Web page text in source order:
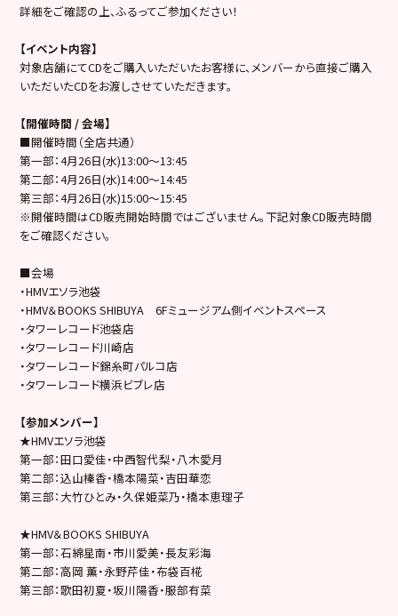
詳細をご確認の上、ふるってご参加ください！
【イベント内容】
対象店舗にてCDをご購入いただいたお客様に、メンバーから直接ご購入
いただいたCDをお渡しさせていただきます。
【開催時間 / 会場】
■開催時間（全店共通）
第一部：4月26日(水)13:00～13:45
第二部：4月26日(水)14:00～14:45
第三部：4月26日(水)15:00～15:45
※開催時間はCD販売開始時間ではございません。下記対象CD販売時間
をご確認ください。
■会場
・HMVエソラ池袋
・HMV＆BOOKS SHIBUYA 6Fミュージアム側イベントスペース
・タワーレコード池袋店
・タワーレコード川崎店
・タワーレコード錦糸町パルコ店
・タワーレコード横浜ビブレ店
【参加メンバー】
★HMVエソラ池袋
第一部：田口愛佳・中西智代梨・八木愛月
第二部：込山榛香・橋本陽菜・吉田華恋
第三部：大竹ひとみ・久保姫菜乃・橋本恵理子
★HMV＆BOOKS SHIBUYA
第一部：石綿星南・市川愛美・長友彩海
第二部：高岡 薫・永野芹佳・布袋百椛
第三部：歌田初夏・坂川陽香・服部有菜